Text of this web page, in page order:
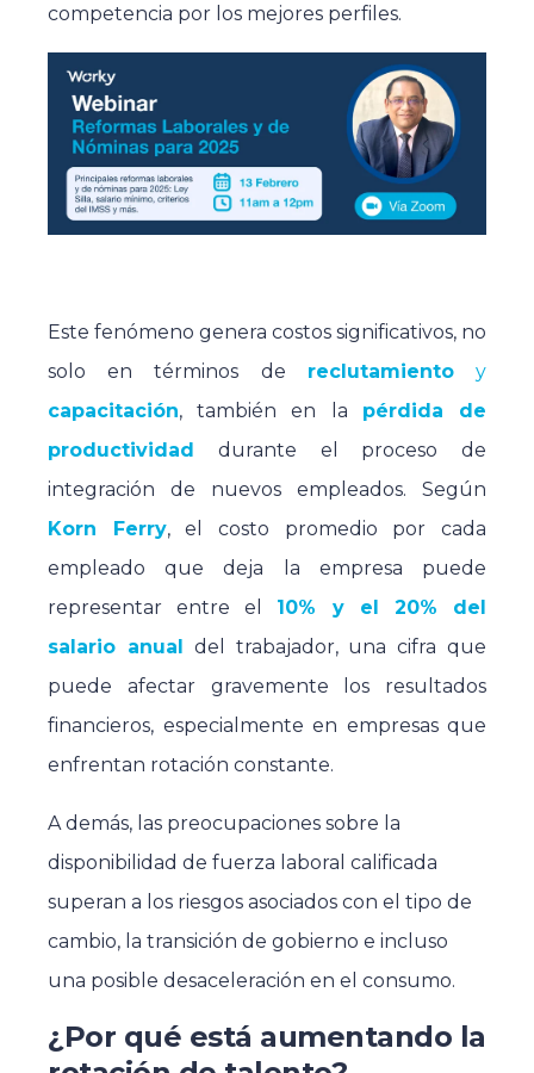
competencia por los mejores perfiles.
Este fenómeno genera costos significativos, no
solo en términos de reclutamientoy
capacitación, también en la pérdida de
productividad durante el proceso de
integración de nuevos empleados. Según
Korn Ferry, el costo promedio por cada
empleado que deja la empresa puede
representar entre el 10% y el 20% del
salario anual del trabajador, una cifra que
puede afectar gravemente los resultados
financieros, especialmente en empresas que
enfrentan rotación constante.
A demás, las preocupaciones sobre la
disponibilidad de fuerza laboral calificada
superan a los riesgos asociados con el tipo de
cambio, la transición de gobierno e incluso
una posible desaceleración en el consumo.
¿Por qué está aumentando la